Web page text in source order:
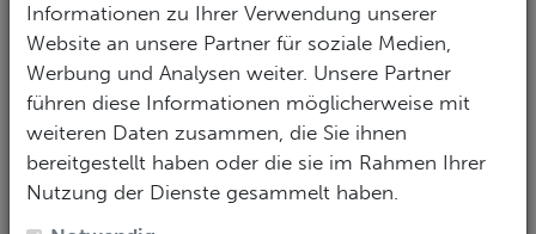
Vielen herzlichen Dank für Ihr Interesse! Um Ihnen
eine möglichst aussagekräftige Antwort zu geben,
füllen Sie das Formular mit Ihren Wünschen und
Eckdaten aus.
Persönliche Daten
Informationen zu Ihrer Verwendung unserer
Website an unsere Partner für soziale Medien,
Werbung und Analysen weiter. Unsere Partner
führen diese Informationen möglicherweise mit
weiteren Daten zusammen, die Sie ihnen
bereitgestellt haben oder die sie im Rahmen Ihrer
Nutzung der Dienste gesammelt haben.